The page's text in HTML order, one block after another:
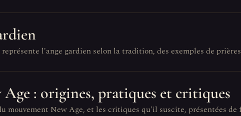
l'ange gardien selon la tradition, des exemples de
: origines, pratiques et critiques
mouvement New Age, et les critiques qu'il suscite, présentées